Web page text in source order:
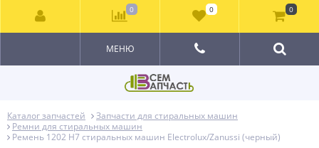
МЕНЮ
Каталог запчастей
Запчасти для стиральных машин
Ремни для стиральных машин
Ремень 1202 H7 стиральных машин Electrolux/Zanussi (черный)
0 0 0